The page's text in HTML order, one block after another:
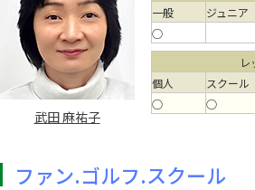
武田 麻祐子
一般
ジュニア
○
個人
スクール
○
○
ファン.ゴルフ.スクール